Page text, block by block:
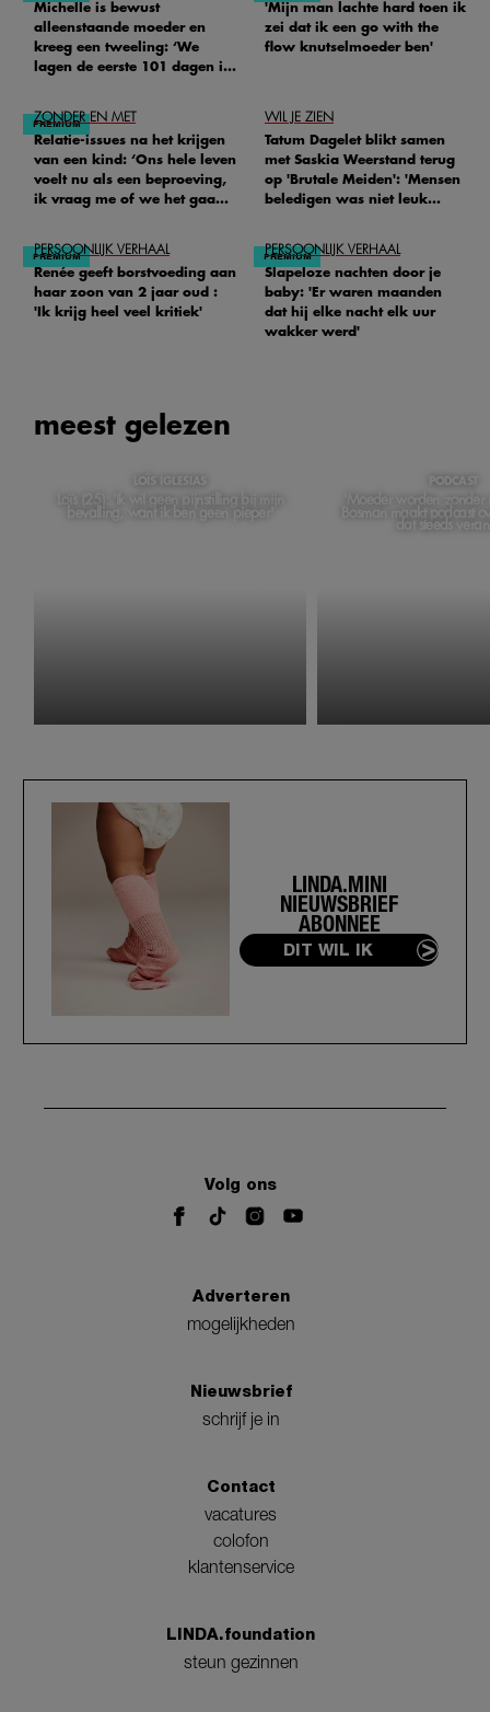
Michelle is bewust
alleenstaande moeder en
kreeg een tweeling: ‘We
lagen de eerste 101 dagen in
'Mijn man lachte hard toen ik
zei dat ik een go with the
flow knutselmoeder ben'
ZONDER EN MET
Relatie-issues na het krijgen
van een kind: ‘Ons hele leven
voelt nu als een beproeving,
ik vraag me of we het gaan
WIL JE ZIEN
Tatum Dagelet blikt samen
met Saskia Weerstand terug
op 'Brutale Meiden': 'Mensen
beledigen was niet leuk
PERSOONLIJK VERHAAL
Renée geeft borstvoeding aan
haar zoon van 2 jaar oud :
'Ik krijg heel veel kritiek'
PERSOONLIJK VERHAAL
Slapeloze nachten door je
baby: 'Er waren maanden
dat hij elke nacht elk uur
wakker werd'
meest gelezen
LOÏS IGLESIAS
Loïs (25): 'Ik wil geen pijnstilling bij mijn
bevalling, want ik ben geen pieper'
PODCAST
'Moeder worden zonder
Bosman maakt podcast
dat steeds
LINDA.MINI
NIEUWSBRIEF
ABONNEE
DIT WIL IK
Volg ons
Adverteren
mogelijkheden
Nieuwsbrief
schrijf je in
Contact
vacatures
colofon
klantenservice
LINDA.foundation
steun gezinnen